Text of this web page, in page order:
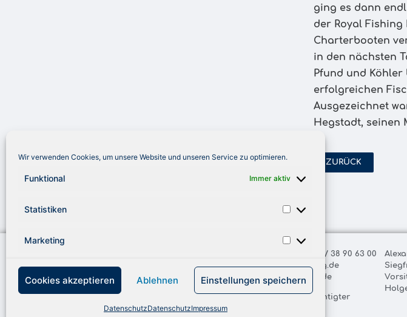
Wir verwenden Cookies, um unsere Website und unseren Service zu optimieren.
Funktional Immer aktiv
Statistiken
Marketing
Cookies akzeptieren Ablehnen Einstellungen speichern
DatenschutzDatenschutzImpressum
ging es dann
der Royal
Charterbooten
in den nächsten
Pfund und Köhler
erfolgreichen
Ausgezeichnet
Hegstadt, seinen
ZURÜCK
Jürgen-Töpfer-Straße 48
22763 Hamburg
55
Telefax: +49 (0) 40 / 38 90 63 00
info@royal-fishing.de
www.royal-fishing.de
Vertretungsberechtigter